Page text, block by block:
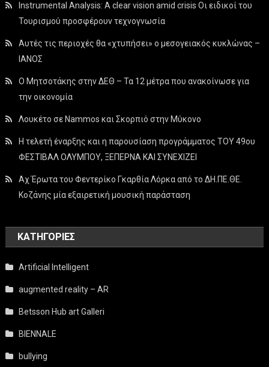
Instrumental Analysis: A clear vision amid crisis Οι ειδικοί του
Τουρισμού προσφέρουν τεχνογνωσία
Αυτές τις περιοχές θα «χτυπήσει» ο μεσογειακός κυκλώνας –
ΙΑΝΟΣ
Ο Μητσοτάκης στην ΔΕΘ – Τα 12 μέτρα που ανακοίνωσε για
την οικονομία
Λουκέτο σε Nammos και Σκορπιό στην Μύκονο
Η τελετή έναρξης και η παρουσίαση προγράμματος ΤΟΥ 49ου
ΦΕΣΤΙΒΑΛ ΟΛΥΜΠΟΥ, ΞΕΠΕΡΝΑ ΚΑΙ ΣΥΝΕΧΙΖΕΙ
Αχ Έρωτα του Φεντερίκο Γκαρθία Λόρκα από το ΔΗ.ΠΕ.ΘΕ.
Κοζάνης μία εξαιρετική μουσική παράσταση
KΑΤΗΓΟΡΊΕΣ
Artificial Intelligent
augmented reality – AR
Betsson Hub art Galleri
BIENNALE
bullying